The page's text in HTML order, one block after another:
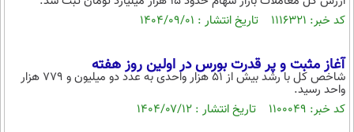
اوقات شرعی
سیاسی
اقتصاد
کد خبر: ۱۱۱۶۳۲۱ تاریخ انتشار : ۱۴۰۴/۰۹/۰۱
آغاز مثبت و پر قدرت بورس در اولین روز هفته
شاخص کل با رشد بیش از ۵۱ هزار واحدی به عدد دو میلیون و ۷۷۹ هزار
واحد رسید.
کد خبر: ۱۱۰۰۰۴۹ تاریخ انتشار : ۱۴۰۴/۰۷/۱۲